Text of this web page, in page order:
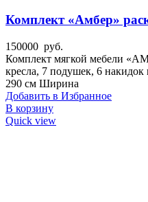
Комплект «Амбер»
150000 руб.
Комплект мягкой мебели
кресла, 7 подушек, 6
290 см Ширина
Добавить в Избранное
В корзину
Quick view